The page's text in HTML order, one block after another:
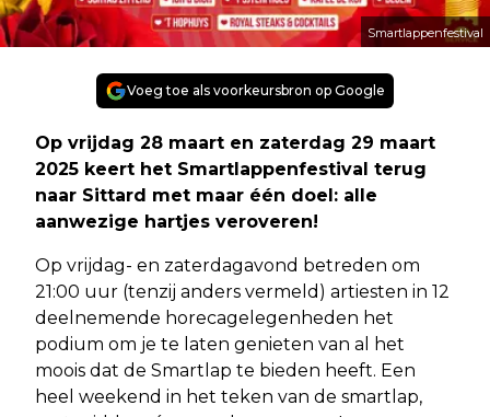
Smartlappenfestival
Voeg toe als voorkeursbron op Google
Op vrijdag 28 maart en zaterdag 29 maart
2025 keert het Smartlappenfestival terug
naar Sittard met maar één doel: alle
aanwezige hartjes veroveren!
Op vrijdag- en zaterdagavond betreden om
21:00 uur (tenzij anders vermeld) artiesten in 12
deelnemende horecagelegenheden het
podium om je te laten genieten van al het
moois dat de Smartlap te bieden heeft. Een
heel weekend in het teken van de smartlap,